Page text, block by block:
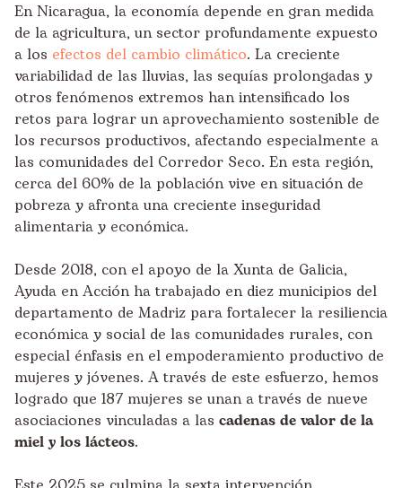
En Nicaragua, la economía depende en gran medida
de la agricultura, un sector profundamente expuesto
a los efectos del cambio climático. La creciente
variabilidad de las lluvias, las sequías prolongadas y
otros fenómenos extremos han intensificado los
retos para lograr un aprovechamiento sostenible de
los recursos productivos, afectando especialmente a
las comunidades del Corredor Seco. En esta región,
cerca del 60% de la población vive en situación de
pobreza y afronta una creciente inseguridad
alimentaria y económica.
Desde 2018, con el apoyo de la Xunta de Galicia,
Ayuda en Acción ha trabajado en diez municipios del
departamento de Madriz para fortalecer la resiliencia
económica y social de las comunidades rurales, con
especial énfasis en el empoderamiento productivo de
mujeres y jóvenes. A través de este esfuerzo, hemos
logrado que 187 mujeres se unan a través de nueve
asociaciones vinculadas a las cadenas de valor de la
miel y los lácteos.